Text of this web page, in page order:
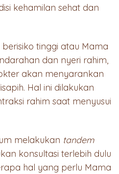
kehamilan sehat dan
tinggi atau Mama
dan nyeri rahim,
akan menyarankan
Hal ini dilakukan
rahim saat menyusui
melakukan tandem
konsultasi terlebih dulu
hal yang perlu Mama